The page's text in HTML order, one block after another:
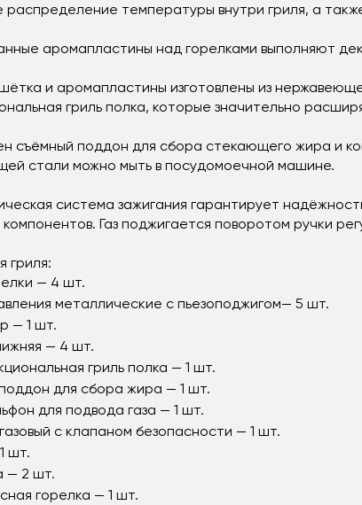
температуры внутри гриля, а
аромапластины над горелками выполняют
и аромапластины изготовлены из
гриль полка, которые значительно
съёмный поддон для сбора стекающего жира и
стали можно мыть в посудомоечной машине.
система зажигания гарантирует
Газ поджигается поворотом ручки
гриля:
— 4 шт.
металлические с пьезоподжигом— 5 шт.
— 1 шт.
— 4 шт.
гриль полка — 1 шт.
для сбора жира — 1 шт.
для подвода газа — 1 шт.
с клапаном безопасности — 1 шт.
шт.
— 2 шт.
горелка — 1 шт.